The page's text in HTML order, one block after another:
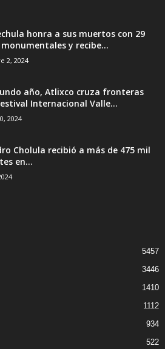
honra a sus muertos con 29
y recibe...
2, 2024
año, Atlixco cruza fronteras
Internacional Valle...
2024
Cholula recibió a más de 475 mil
en...
5457
3446
1410
1112
934
522